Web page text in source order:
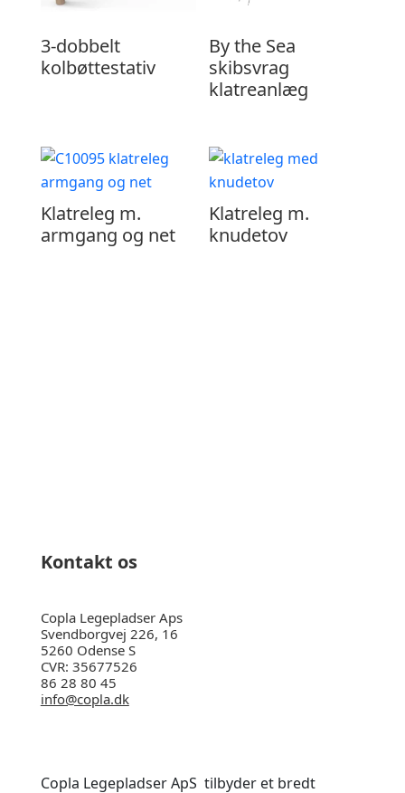
3-dobbelt
kolbøttestativ
By the Sea
skibsvrag
klatreanlæg
Klatreleg m.
armgang og net
Klatreleg m.
knudetov
Kontakt os
Copla Legepladser Aps
Svendborgvej 226, 16
5260 Odense S
CVR: 35677526
86 28 80 45
info@copla.dk
Copla Legepladser ApS tilbyder et bredt